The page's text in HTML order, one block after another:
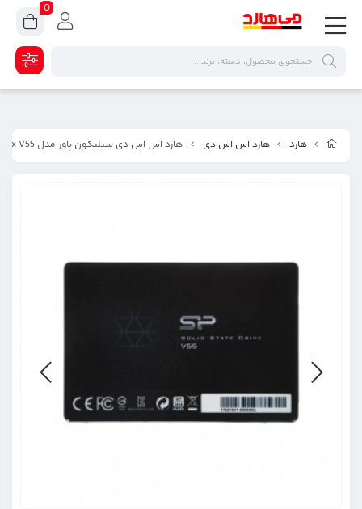
هارد هارد اس اس دی هارد اس اس دی سیلیکون پاور مدل Velox V55 ظرفیت ۲۴۰ گیگابایت
0